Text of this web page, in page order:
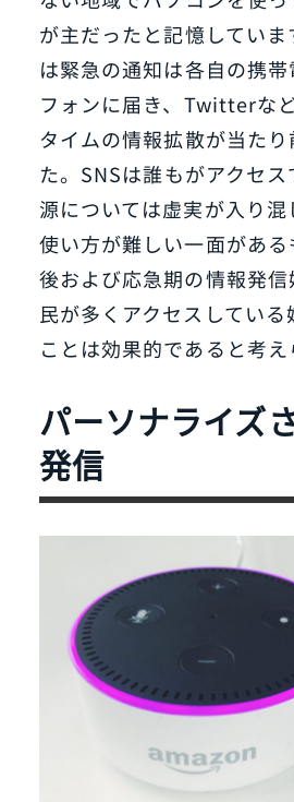
が主だったと記憶していま
は緊急の通知は各自の携
フォンに届き、Twitterな
タイムの情報拡散が当た
た。SNSは誰もがアクセ
源については虚実が入り
使い方が難しい一面があ
後および応急期の情報発
民が多くアクセスしてい
ことは効果的であると考え
パーソナライズ
発信